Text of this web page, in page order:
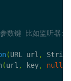
(URL url ,
(url , key, null